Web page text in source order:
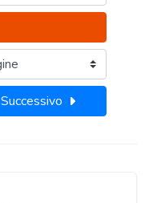
Successivo